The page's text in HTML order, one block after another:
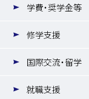
学費・奨学金等
修学支援
国際交流・留学
就職支援